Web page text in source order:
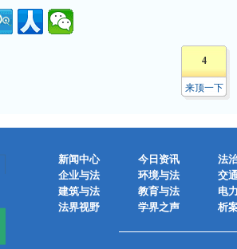
4
来顶一下
新闻中心 今日资讯
法
企业与法
环境与法
交
建筑与法
教育与法
电
法界视野
学界之声 析